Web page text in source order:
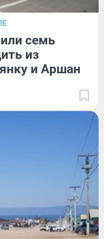
семь
из
и Аршан